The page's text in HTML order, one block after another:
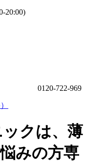
20:00)
0120-722-969
クは、薄
みの方専